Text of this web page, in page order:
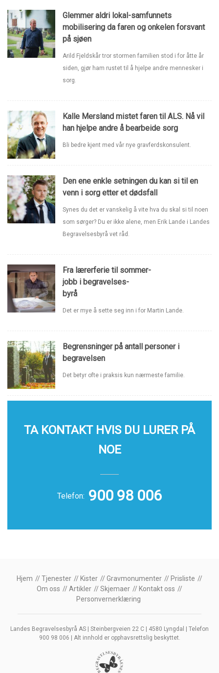
Glemmer aldri lokal-samfunnets
mobilisering da faren og onkelen forsvant
på sjøen
Arild Fjeldskår tror stormen familien stod i for åtte år
siden, gjør ham rustet til å hjelpe andre mennesker i
sorg.
Kalle Mersland mistet faren til ALS. Nå vil
han hjelpe andre å bearbeide sorg
Bli bedre kjent med vår nye gravferdskonsulent.
Den ene enkle setningen du kan si til en
venn i sorg etter et dødsfall
Synes du det er vanskelig å vite hva du skal si til noen
som sørger? Du er ikke alene, men Erik Lande i Landes
Begravelsesbyrå vet råd.
Fra lærerferie til sommer-
jobb i begravelses-
byrå
Det er mye å sette seg inn i for Martin Lande.
Begrensninger på antall personer i
begravelsen
Det betyr ofte i praksis kun nærmeste familie.
TA KONTAKT HVIS DU LURER PÅ
NOE
Telefon: 900 98 006
Hjem Tjenester Kister Gravmonumenter
Prisliste
Om oss
Artikler Skjemaer
Kontakt oss
Personvernerklæring
Landes Begravelsesbyrå AS | Steinbergveien 22 C | 4580 Lyngdal | Telefon
900 98 006 | Alt innhold er opphavsrettslig beskyttet.